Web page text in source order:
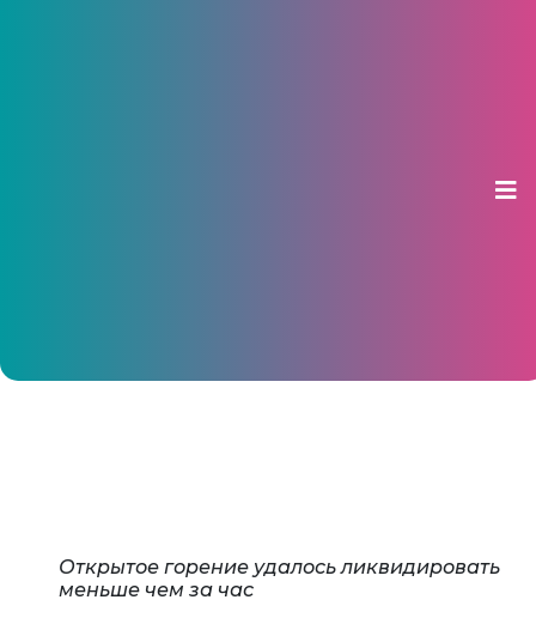
Открытое горение удалось ликвидировать
меньше чем за час